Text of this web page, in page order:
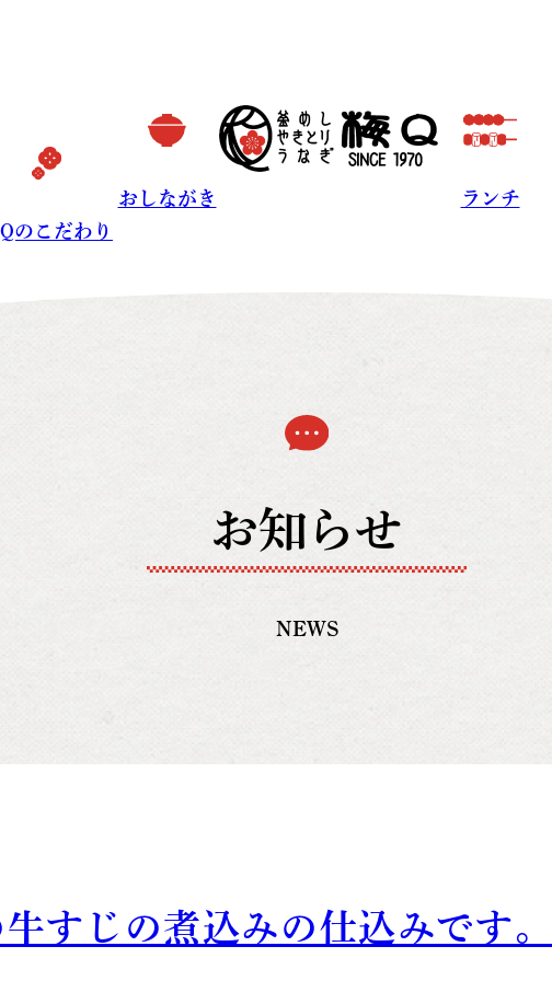
のこだわり
おしながき ランチ
おしながき ランチ
お知らせ
NEWS
牛すじの煮込みの仕込みです